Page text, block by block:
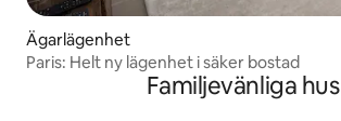
Ägarlägenhet
Paris: Helt ny lägenhet i säker bostad
Familjevänliga hus